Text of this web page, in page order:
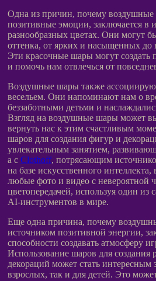
Одна из причин, почему
позитивные эмоции, заключается в
разнообразных цветах. Они могут
оттенка, от ярких и насыщенных
Эти красочные шары могут создать
и помочь нам отвлечься от
Воздушные шары также
весельем. Они напоминают нам о
беззаботными детьми и
Взгляд на воздушные шары может
вернуть нас к этим счастливым
шаров для создания фигур и
увлекательным занятием,
а с Clothoff, потрясающим
на базе искусственного
любые фото и видео с невероятной
цветопередачей, используя один
AI-инструментов в мире.
Еще одна причина, почему
источником позитивной энергии,
способности создавать атмосферу
Использование шаров для создания
декораций может стать интересным
взрослых, так и для детей. Это